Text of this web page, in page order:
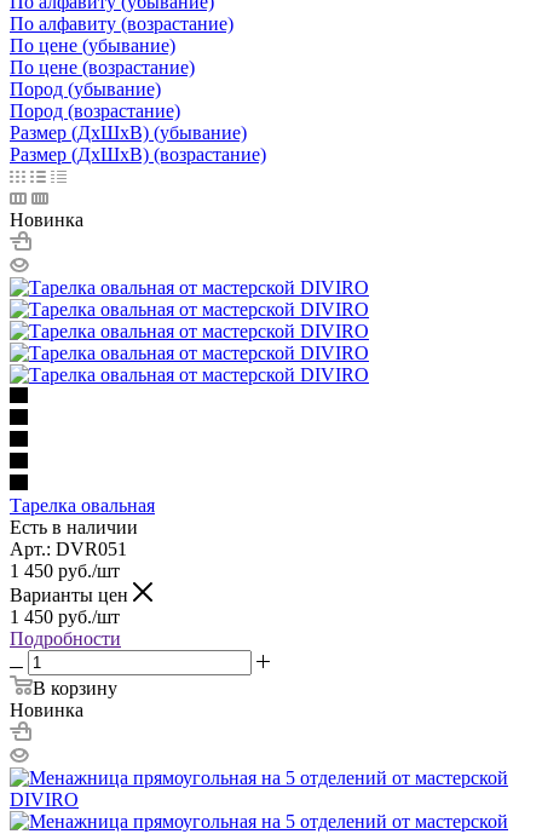
По алфавиту (возрастание)
По цене (убывание)
По цене (возрастание)
Пород (убывание)
Пород (возрастание)
Размер (ДxШxВ) (убывание)
Размер (ДxШxВ) (возрастание)
Новинка
Тарелка овальная
Есть в наличии
Арт.: DVR051
1 450 руб./шт
Варианты цен
1 450 руб./шт
Подробности
В корзину
Новинка